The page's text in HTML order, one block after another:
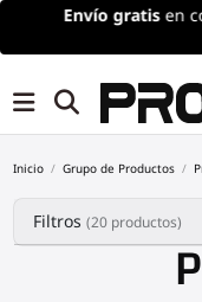
Envíogratisen
Inicio Grupo de Productos
Filtros (20 productos)